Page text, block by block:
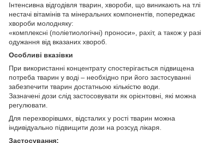
Інтенсивна відгодівля тварин, хвороби, що виникають на тлі
нестачі вітамінів та мінеральних компонентів, попереджає
хвороби молодняку:
«комплексні (поліетиологічні) проноси», рахіт, а також у разі
одужання від вказаних хвороб.
Особливі вказівки
При використанні концентрату спостерігається підвищена
потреба тварин у воді – необхідно при його застосуванні
забезпечити тварин достатньою кількістю води.
Зазначені дози слід застосовувати як орієнтовні, які можна
регулювати.
Для перехворівшмх, відсталих у рості тварин можна
індивідуально підвищити дози на розсуд лікаря.
Застосування: